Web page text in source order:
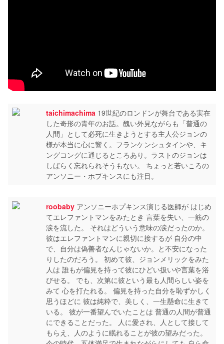
taichimachima 19世紀のロンドンが舞台である実在
した奇形の青年のお話。醜い外見ながらも「普通の
人間」として必死に生きようとする主人公ジョンの
様が本当に心に響く。フランケンシュタインや、キ
ングコングに通じるところあり。ラストのジョンは
しばらく忘れられそうもない。 ちょっと若いころの
アンソニー・ホプキンスにも注目。
roobaby アンソニーホプキンス演じる医師が はじめ
てエレファントマンをみたとき 言葉を失い、一筋の
涙を流した。 それはどういう意味の涙だったのか。
彼はエレファントマンに親切に接するが 自分の中
で、自分は偽善者なんじゃないか。と不安になった
りしたのだろう。 初めて彼、ジョンメリックをみた
人は 誰もが偏見を持って彼にひどい扱いや言葉を浴
びせる。 でも、次第に彼という最も人間らしい姿を
みて 心を打たれる。 偏見を持った自分を恥ずかしく
思うほどに 彼は純粋で、美しく、一生懸命に生きて
いる。 彼が一番望んでいたことは 普通の人間が普通
にできることだった。 人に愛され、人として接して
もらえ、人のように眠れることが彼の望みだった。